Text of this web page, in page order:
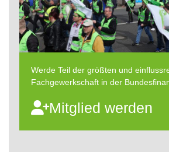
Werde Teil der größten und
Fachgewerkschaft in der
Mitglied werden